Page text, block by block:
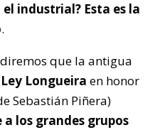
industrial? Esta es la
.
que la antigua
Ley Longueira en honor
Sebastián Piñera)
los grandes grupos